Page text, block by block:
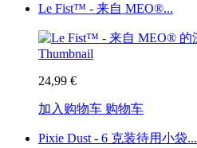
Le Fist™ - 来自 MEO®...
24,99 €
加入购物车 购物车
Pixie Dust - 6 克装待用小袋...